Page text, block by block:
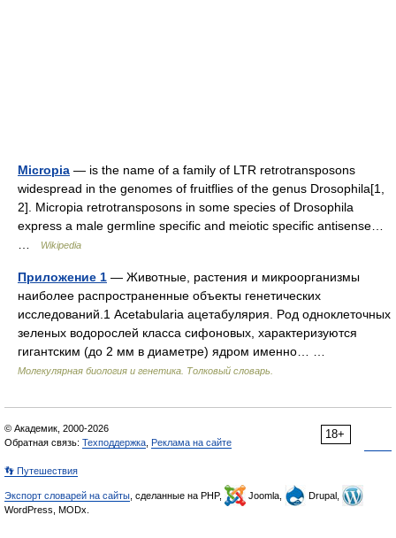
Micropia — is the name of a family of LTR retrotransposons
widespread in the genomes of fruitflies of the genus Drosophila[1,
2]. Micropia retrotransposons in some species of Drosophila
express a male germline specific and meiotic specific antisense…
Wikipedia
Приложение 1 — Животные, растения и микроорганизмы
наиболее распространенные объекты генетических
исследований.1 Acetabularia ацетабулярия. Pод одноклеточных
зеленых водорослей класса сифоновых, характеризуются
гигантским (до 2 мм в диаметре) ядром именно… …
Молекулярная биология и генетика. Толковый словарь.
18+
© Академик, 2000-2026
Обратная связь: Техподдержка Реклама на сайте
👣 Путешествия
Экспорт словарей на сайты , сделанные на PHP, Joomla,
Drupal,
WordPress, MODx.